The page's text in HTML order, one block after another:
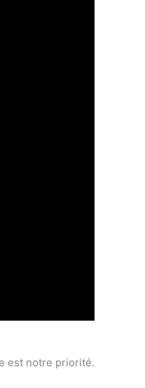
est notre priorité.